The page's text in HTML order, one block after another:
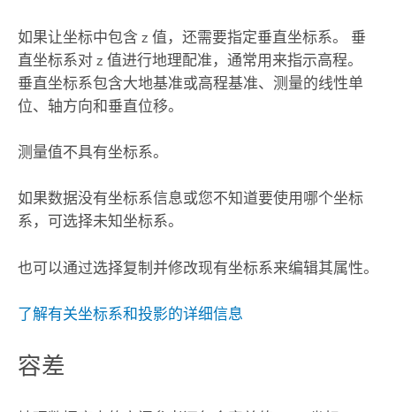
如果让坐标中包含 z 值，还需要指定垂直坐标系。 垂
直坐标系对 z 值进行地理配准，通常用来指示高程。
垂直坐标系包含大地基准或高程基准、测量的线性单
位、轴方向和垂直位移。
测量值不具有坐标系。
如果数据没有坐标系信息或您不知道要使用哪个坐标
系，可选择未知坐标系。
也可以通过选择复制并修改现有坐标系来编辑其属性。
了解有关坐标系和投影的详细信息
容差